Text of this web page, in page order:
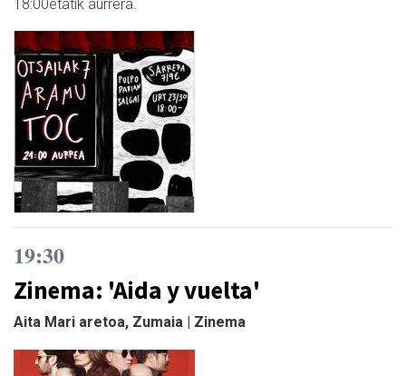
18:00etatik aurrera.
19:30
Zinema: 'Aida y vuelta'
Aita Mari aretoa, Zumaia | Zinema